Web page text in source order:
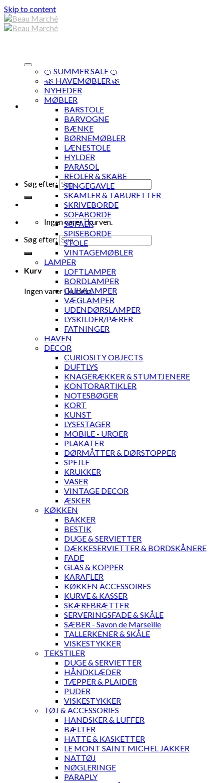
Skip to content
Søg efter:
Ingen varer i kurven.
Søg efter:
Kurv
Ingen varer i kurven.
🍊 SUMMER SALE 🍊
·🌿 HAVEMØBLER 🌿
NYHEDER
MØBLER
BARSTOLE
BARVOGNE
BÆNKE
BØRNEMØBLER
LÆNESTOLE
HYLDER
PARASOL
REOLER & SKABE
SENGEGAVLE
SKAMLER & TABURETTER
SKRIVEBORDE
SOFABORDE
SOFAER
SPISEBORDE
STOLE
VINTAGEMØBLER
LAMPER
LOFTLAMPER
BORDLAMPER
GULVLAMPER
VÆGLAMPER
UDENDØRSLAMPER
LYSKILDER/PÆRER
FATNINGER
HAVEN
DECOR
CURIOSITY OBJECTS
DUFTLYS
KNAGERÆKKER & STUMTJENERE
KONTORARTIKLER
NOTESBØGER
KORT
KUNST
LYSESTAGER
MOBILE - UROER
PLAKATER
DØRMÅTTER & DØRSTOPPER
SPEJLE
KRUKKER
VASER
VINTAGE DECOR
ÆSKER
KØKKEN
BAKKER
BESTIK
DUGE & SERVIETTER
DÆKKESERVIETTER & BORDSKÅNERE
FADE
GLAS & KOPPER
KARAFLER
KØKKEN ACCESSOIRES
KURVE & KASSER
SKÆREBRÆTTER
SERVERINGSFADE & SKÅLE
SÆBER - Savon de Marseille
TALLERKENER & SKÅLE
VISKESTYKKER
TEKSTILER
DUGE & SERVIETTER
HÅNDKLÆDER
TÆPPER & PLAIDER
PUDER
VISKESTYKKER
TØJ & ACCESSORIES
HANDSKER & LUFFER
BÆLTER
HATTE & KASKETTER
LE MONT SAINT MICHEL JAKKER
NATTØJ
NØGLERINGE
PARAPLY